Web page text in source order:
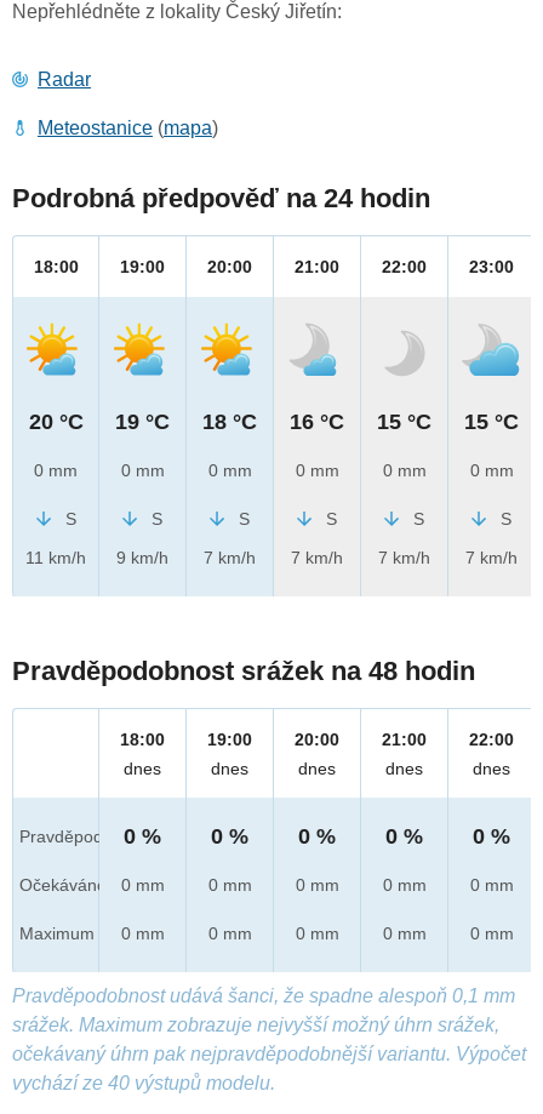
Nepřehlédněte z lokality Český Jiřetín:
Radar
Meteostanice (mapa)
Podrobná předpověď na 24 hodin
18:00
20 °C
0 mm
S
11 km/h
19:00
19 °C
0 mm
S
9 km/h
20:00
18 °C
0 mm
S
7 km/h
21:00
16 °C
0 mm
S
7 km/h
22:00
15 °C
0 mm
S
7 km/h
23:00
15 °C
0 mm
S
7 km/h
Pravděpodobnost srážek na 48 hodin
Pravděpod.
Očekáváno
Maximum
18:00
dnes
0 %
0 mm
0 mm
19:00
dnes
0 %
0 mm
0 mm
20:00
dnes
0 %
0 mm
0 mm
21:00
dnes
0 %
0 mm
0 mm
22:00
dnes
0 %
0 mm
0 mm
Pravděpodobnost udává šanci, že spadne alespoň 0,1 mm
srážek. Maximum zobrazuje nejvyšší možný úhrn srážek,
očekávaný úhrn pak nejpravděpodobnější variantu. Výpočet
vychází ze 40 výstupů modelu.